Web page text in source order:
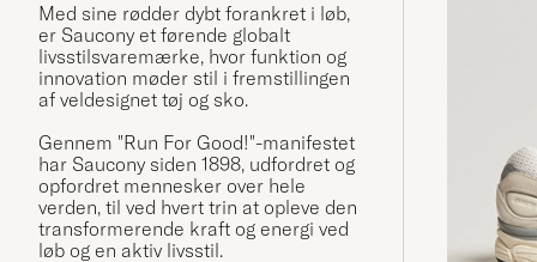
Med sine rødder dybt forankret i løb,
er Saucony et førende globalt
livsstilsvaremærke, hvor funktion og
innovation møder stil i fremstillingen
af ​​veldesignet tøj og sko.
Gennem "Run For Good!"-manifestet
har Saucony siden 1898, udfordret og
opfordret mennesker over hele
verden, til ved hvert trin at opleve den
transformerende kraft og energi ved
løb og en aktiv livsstil.